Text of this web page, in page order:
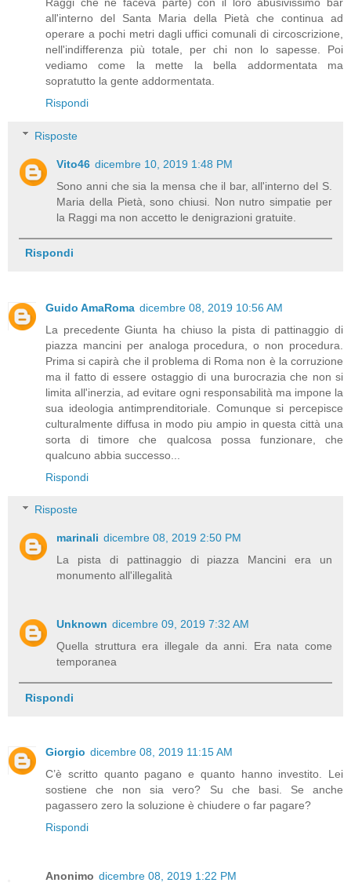
all'interno del Santa Maria della Pietà che continua ad
operare a pochi metri dagli uffici comunali di circoscrizione,
nell'indifferenza più totale, per chi non lo sapesse. Poi
vediamo come la mette la bella addormentata ma
sopratutto la gente addormentata.
Rispondi
Risposte
Vito46 dicembre 10, 2019 1:48 PM
Sono anni che sia la mensa che il bar, all'interno del S.
Maria della Pietà, sono chiusi. Non nutro simpatie per
la Raggi ma non accetto le denigrazioni gratuite.
Rispondi
Guido AmaRoma dicembre 08, 2019 10:56 AM
La precedente Giunta ha chiuso la pista di pattinaggio di
piazza mancini per analoga procedura, o non procedura.
Prima si capirà che il problema di Roma non è la corruzione
ma il fatto di essere ostaggio di una burocrazia che non si
limita all'inerzia, ad evitare ogni responsabilità ma impone la
sua ideologia antimprenditoriale. Comunque si percepisce
culturalmente diffusa in modo piu ampio in questa città una
sorta di timore che qualcosa possa funzionare, che
qualcuno abbia successo...
Rispondi
Risposte
marinali dicembre 08, 2019 2:50 PM
La pista di pattinaggio di piazza Mancini era un
monumento all'illegalità
Unknown dicembre 09, 2019 7:32 AM
Quella struttura era illegale da anni. Era nata come
temporanea
Rispondi
Giorgio dicembre 08, 2019 11:15 AM
C’è scritto quanto pagano e quanto hanno investito. Lei
sostiene che non sia vero? Su che basi. Se anche
pagassero zero la soluzione è chiudere o far pagare?
Rispondi
Anonimo dicembre 08, 2019 1:22 PM